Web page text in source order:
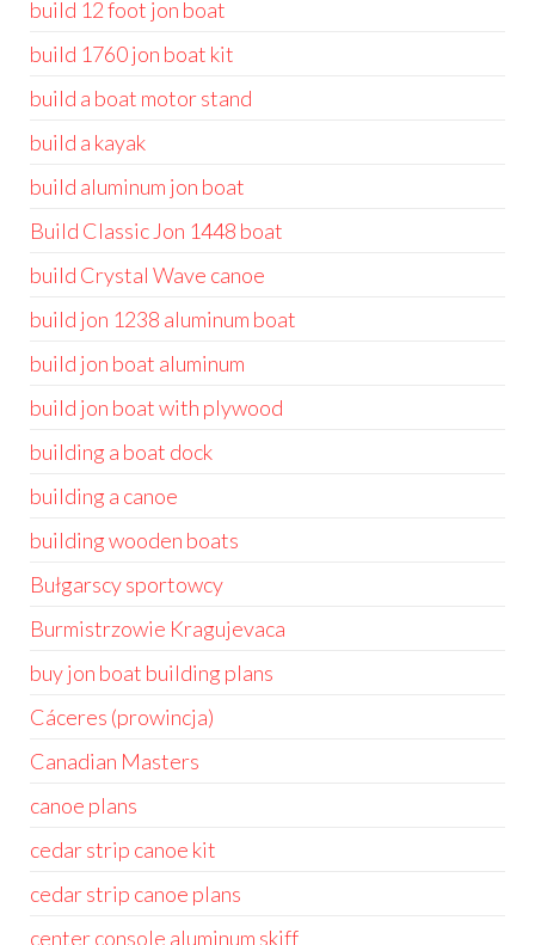
build 12 foot jon boat
build 1760 jon boat kit
build a boat motor stand
build a kayak
build aluminum jon boat
Build Classic Jon 1448 boat
build Crystal Wave canoe
build jon 1238 aluminum boat
build jon boat aluminum
build jon boat with plywood
building a boat dock
building a canoe
building wooden boats
Bułgarscy sportowcy
Burmistrzowie Kragujevaca
buy jon boat building plans
Cáceres (prowincja)
Canadian Masters
canoe plans
cedar strip canoe kit
cedar strip canoe plans
center console aluminum skiff